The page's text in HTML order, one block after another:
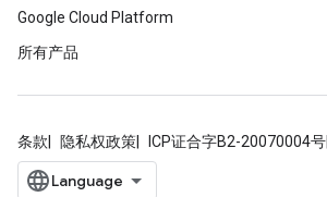
Google Cloud Platform
所有产品
条款 隐私权政策 ICP证合字B2-20070004号